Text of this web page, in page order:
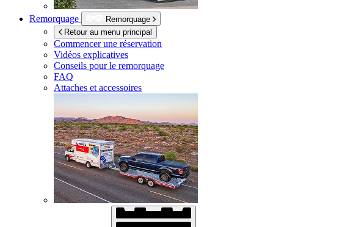
Remorquage
Remorquage
Retour au menu principal
Commencer une réservation
Vidéos explicatives
Conseils pour le remorquage
FAQ
Attaches et accessoires